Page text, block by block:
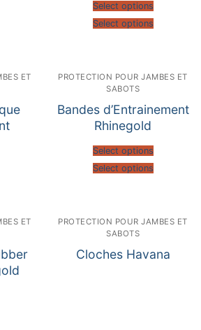
Select options
Select options
ET
PROTECTION POUR JAMBES ET
SABOTS
Bandes d’Entrainement
Rhinegold
Select options
Select options
ET
PROTECTION POUR JAMBES ET
SABOTS
Cloches Havana